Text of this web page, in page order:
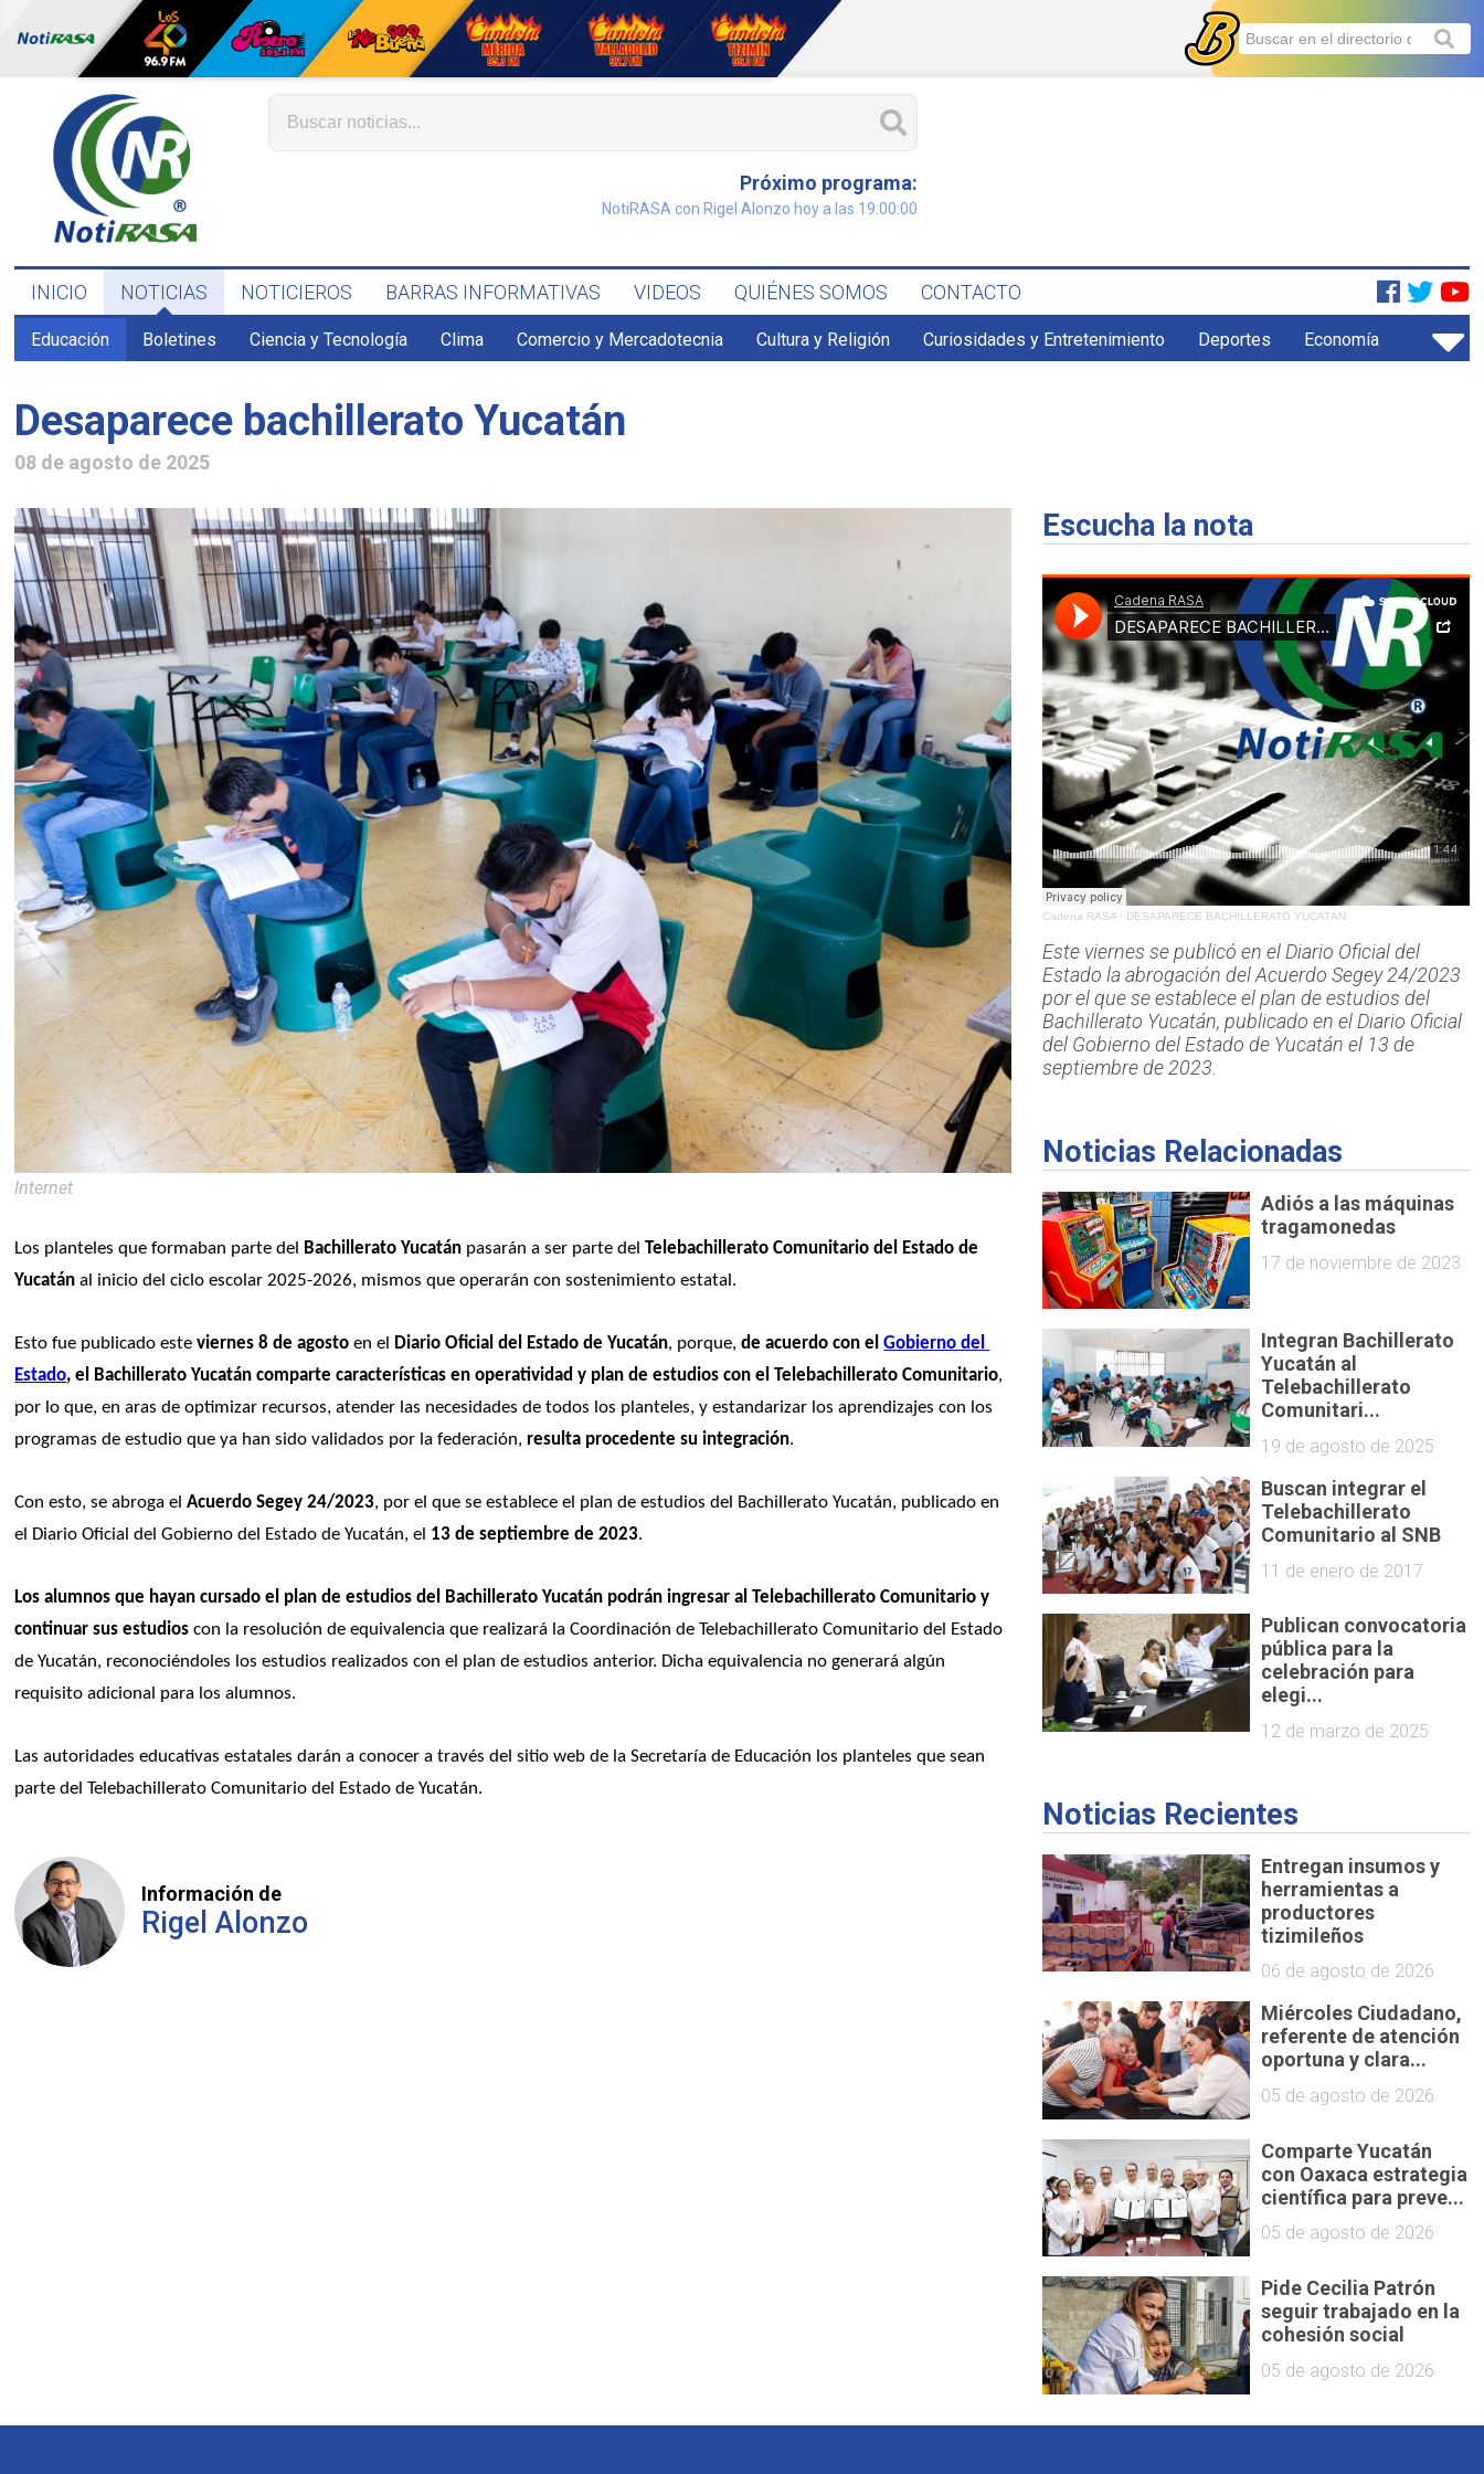
Próximo programa:
NotiRASA con Rigel Alonzo hoy a las 19:00:00
INICIO NOTICIAS NOTICIEROS BARRAS INFORMATIVAS VIDEOS QUIÉNES SOMOS CONTACTO
Educación Boletines Ciencia y Tecnología Clima Comercio y Mercadotecnia Cultura y Religión Curiosidades y Entretenimiento Deportes Economía
Desaparece bachillerato Yucatán
08 de agosto de 2025
Internet
Los planteles que formaban parte del Bachillerato Yucatán pasarán a ser parte del Telebachillerato Comunitario del Estado de
Yucatán al inicio del ciclo escolar 2025-2026, mismos que operarán con sostenimiento estatal.
Esto fue publicado este viernes 8 de agosto en el Diario Oficial del Estado de Yucatán, porque, de acuerdo con el Gobierno del
Estado, el Bachillerato Yucatán comparte características en operatividad y plan de estudios con el Telebachillerato Comunitario,
por lo que, en aras de optimizar recursos, atender las necesidades de todos los planteles, y estandarizar los aprendizajes con los
programas de estudio que ya han sido validados por la federación, resulta procedente su integración.
Con esto, se abroga el Acuerdo Segey 24/2023, por el que se establece el plan de estudios del Bachillerato Yucatán, publicado en
el Diario Oficial del Gobierno del Estado de Yucatán, el 13 de septiembre de 2023.
Los alumnos que hayan cursado el plan de estudios del Bachillerato Yucatán podrán ingresar al Telebachillerato Comunitario y
continuar sus estudios con la resolución de equivalencia que realizará la Coordinación de Telebachillerato Comunitario del Estado
de Yucatán, reconociéndoles los estudios realizados con el plan de estudios anterior. Dicha equivalencia no generará algún
requisito adicional para los alumnos.
Las autoridades educativas estatales darán a conocer a través del sitio web de la Secretaría de Educación los planteles que sean
parte del Telebachillerato Comunitario del Estado de Yucatán.
Información de
Rigel Alonzo
Escucha la nota
Cadena RASA· DESAPARECE BACHILLERATO YUCATÁN
Este viernes se publicó en el Diario Oficial del
Estado la abrogación del Acuerdo Segey 24/2023
por el que se establece el plan de estudios del
Bachillerato Yucatán, publicado en el Diario Oficial
del Gobierno del Estado de Yucatán el 13 de
septiembre de 2023.
Noticias Relacionadas
Adiós a las máquinas
tragamonedas
17 de noviembre de 2023
Integran Bachillerato
Yucatán al
Telebachillerato
Comunitari...
19 de agosto de 2025
Buscan integrar el
Telebachillerato
Comunitario al SNB
11 de enero de 2017
Publican convocatoria
pública para la
celebración para
elegi...
12 de marzo de 2025
Noticias Recientes
Entregan insumos y
herramientas a
productores
tizimileños
06 de agosto de 2026
Miércoles Ciudadano,
referente de atención
oportuna y clara...
05 de agosto de 2026
Comparte Yucatán
con Oaxaca estrategia
científica para preve...
05 de agosto de 2026
Pide Cecilia Patrón
seguir trabajado en la
cohesión social
05 de agosto de 2026